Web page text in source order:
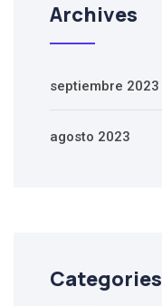
Archives
septiembre 2023
agosto 2023
Categories